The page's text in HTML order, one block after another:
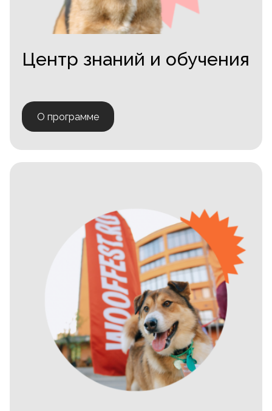
Центр знаний и обучения
О программе